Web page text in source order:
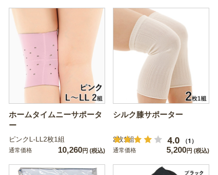
ホームタイムニーサポータ
ー
ピンクL-LL2枚1組
通常価格 10,260円 (税込)
シルク膝サポーター
4.0 （1）
2枚1組
通常価格 5,200円 (税込)